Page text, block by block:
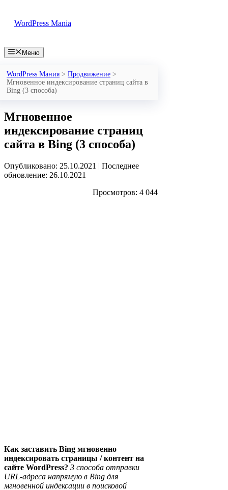
WordPress Mania
Меню
WordPress Мания > Продвижение >
Мгновенное индексирование страниц сайта в
Bing (3 способа)
Мгновенное
индексирование страниц
сайта в Bing (3 способа)
Опубликовано: 25.10.2021 | Последнее
обновление: 26.10.2021
Просмотров: 4 044
Как заставить Bing мгновенно
индексировать страницы / контент на
сайте WordPress? 3 способа отправки
URL-адреса напрямую в Bing для
мгновенной индексации в поисковой